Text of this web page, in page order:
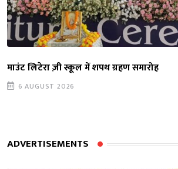
माउंट लिटेरा ज़ी स्कूल में शपथ ग्रहण समारोह
6 AUGUST 2026
ADVERTISEMENTS